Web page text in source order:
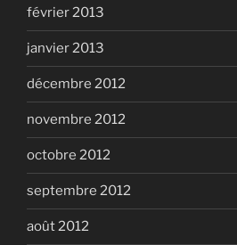
février 2013
janvier 2013
décembre 2012
novembre 2012
octobre 2012
septembre 2012
août 2012